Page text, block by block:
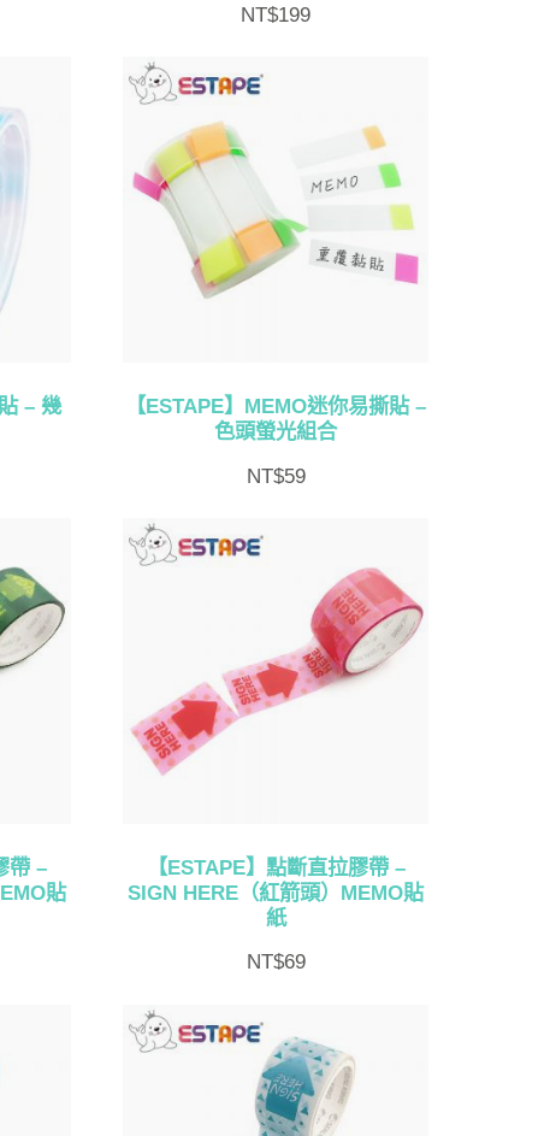
NT$199
– 幾
【ESTAPE】MEMO迷你易撕貼 –
色頭螢光組合
NT$59
帶 –
貼
【ESTAPE】點斷直拉膠帶 –
SIGN HERE（紅箭頭）MEMO貼
紙
NT$69